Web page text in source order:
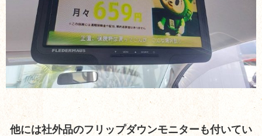
他には社外品のフリップダウンモニターも付いてい